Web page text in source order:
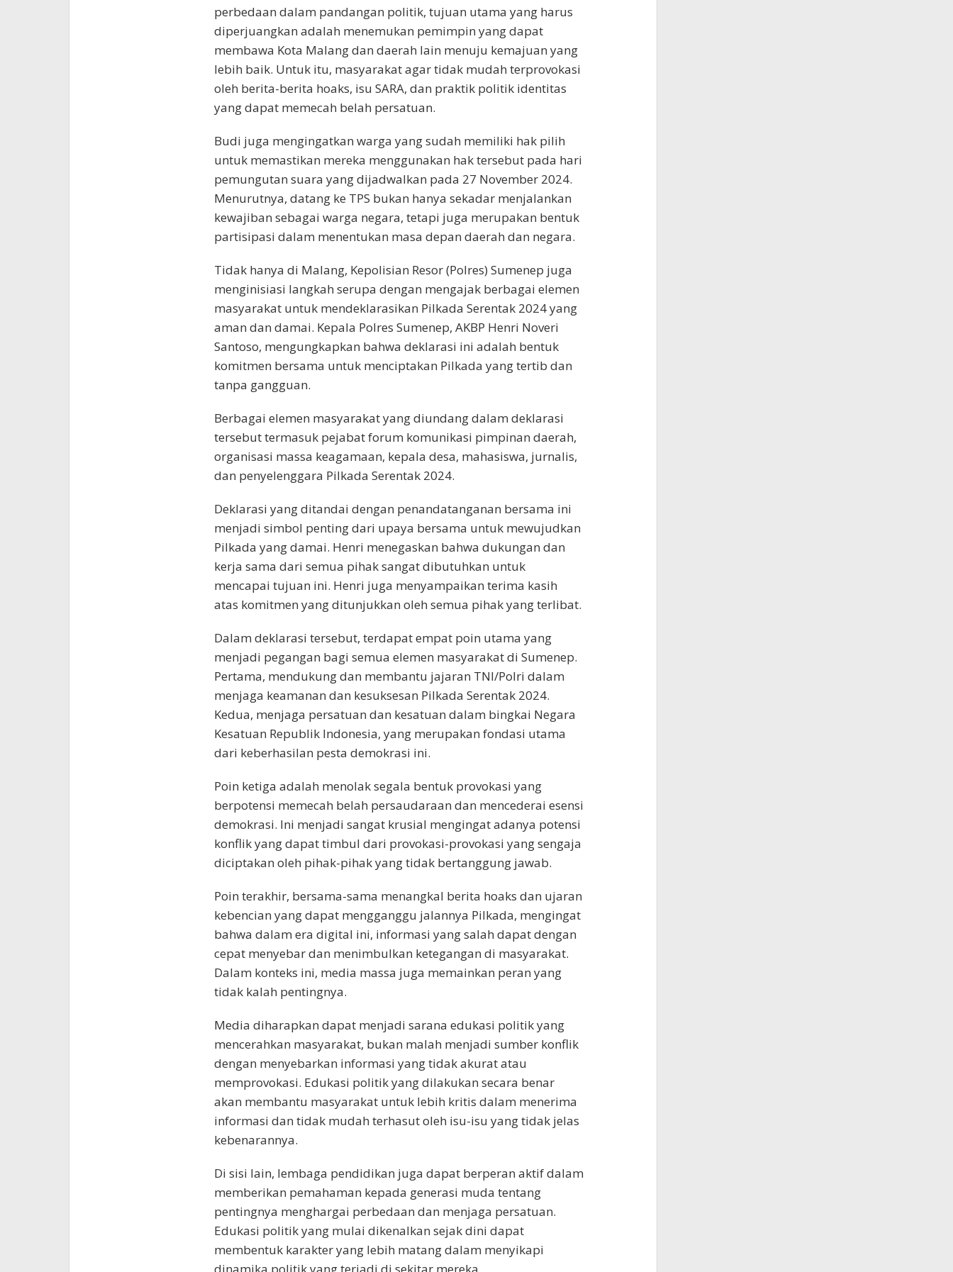
perbedaan dalam pandangan politik, tujuan utama yang harus
diperjuangkan adalah menemukan pemimpin yang dapat
membawa Kota Malang dan daerah lain menuju kemajuan yang
lebih baik. Untuk itu, masyarakat agar tidak mudah terprovokasi
oleh berita-berita hoaks, isu SARA, dan praktik politik identitas
yang dapat memecah belah persatuan.
Budi juga mengingatkan warga yang sudah memiliki hak pilih
untuk memastikan mereka menggunakan hak tersebut pada hari
pemungutan suara yang dijadwalkan pada 27 November 2024.
Menurutnya, datang ke TPS bukan hanya sekadar menjalankan
kewajiban sebagai warga negara, tetapi juga merupakan bentuk
partisipasi dalam menentukan masa depan daerah dan negara.
Tidak hanya di Malang, Kepolisian Resor (Polres) Sumenep juga
menginisiasi langkah serupa dengan mengajak berbagai elemen
masyarakat untuk mendeklarasikan Pilkada Serentak 2024 yang
aman dan damai. Kepala Polres Sumenep, AKBP Henri Noveri
Santoso, mengungkapkan bahwa deklarasi ini adalah bentuk
komitmen bersama untuk menciptakan Pilkada yang tertib dan
tanpa gangguan.
Berbagai elemen masyarakat yang diundang dalam deklarasi
tersebut termasuk pejabat forum komunikasi pimpinan daerah,
organisasi massa keagamaan, kepala desa, mahasiswa, jurnalis,
dan penyelenggara Pilkada Serentak 2024.
Deklarasi yang ditandai dengan penandatanganan bersama ini
menjadi simbol penting dari upaya bersama untuk mewujudkan
Pilkada yang damai. Henri menegaskan bahwa dukungan dan
kerja sama dari semua pihak sangat dibutuhkan untuk
mencapai tujuan ini. Henri juga menyampaikan terima kasih
atas komitmen yang ditunjukkan oleh semua pihak yang terlibat.
Dalam deklarasi tersebut, terdapat empat poin utama yang
menjadi pegangan bagi semua elemen masyarakat di Sumenep.
Pertama, mendukung dan membantu jajaran TNI/Polri dalam
menjaga keamanan dan kesuksesan Pilkada Serentak 2024.
Kedua, menjaga persatuan dan kesatuan dalam bingkai Negara
Kesatuan Republik Indonesia, yang merupakan fondasi utama
dari keberhasilan pesta demokrasi ini.
Poin ketiga adalah menolak segala bentuk provokasi yang
berpotensi memecah belah persaudaraan dan mencederai esensi
demokrasi. Ini menjadi sangat krusial mengingat adanya potensi
konflik yang dapat timbul dari provokasi-provokasi yang sengaja
diciptakan oleh pihak-pihak yang tidak bertanggung jawab.
Poin terakhir, bersama-sama menangkal berita hoaks dan ujaran
kebencian yang dapat mengganggu jalannya Pilkada, mengingat
bahwa dalam era digital ini, informasi yang salah dapat dengan
cepat menyebar dan menimbulkan ketegangan di masyarakat.
Dalam konteks ini, media massa juga memainkan peran yang
tidak kalah pentingnya.
Media diharapkan dapat menjadi sarana edukasi politik yang
mencerahkan masyarakat, bukan malah menjadi sumber konflik
dengan menyebarkan informasi yang tidak akurat atau
memprovokasi. Edukasi politik yang dilakukan secara benar
akan membantu masyarakat untuk lebih kritis dalam menerima
informasi dan tidak mudah terhasut oleh isu-isu yang tidak jelas
kebenarannya.
Di sisi lain, lembaga pendidikan juga dapat berperan aktif dalam
memberikan pemahaman kepada generasi muda tentang
pentingnya menghargai perbedaan dan menjaga persatuan.
Edukasi politik yang mulai dikenalkan sejak dini dapat
membentuk karakter yang lebih matang dalam menyikapi
dinamika politik yang terjadi di sekitar mereka.